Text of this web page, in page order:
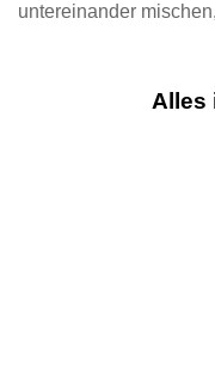
untereinander
Alles